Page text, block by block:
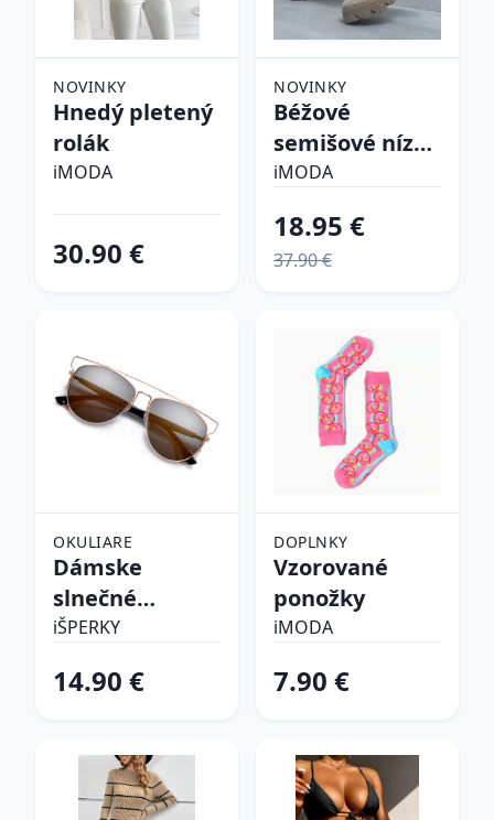
NOVINKY
Hnedý pletený
rolák
iMODA
30.90 €
NOVINKY
Béžové
semišové nízke
čižmy
iMODA
18.95 €
37.90 €
OKULIARE
Dámske
slnečné
okuliare
iŠPERKY
14.90 €
DOPLNKY
Vzorované
ponožky
iMODA
7.90 €